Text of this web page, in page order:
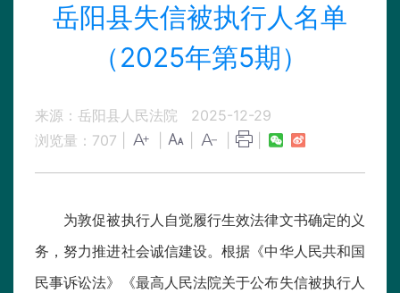
岳阳县失信被执行人名单
（2025年第5期）
来源：岳阳县人民法院
2025-12-29
浏览量： 707
为敦促被执行人自觉履行生效法律文书确定的义
务，努力推进社会诚信建设。根据《中华人民共和国
民事诉讼法》《最高人民法院关于公布失信被执行人